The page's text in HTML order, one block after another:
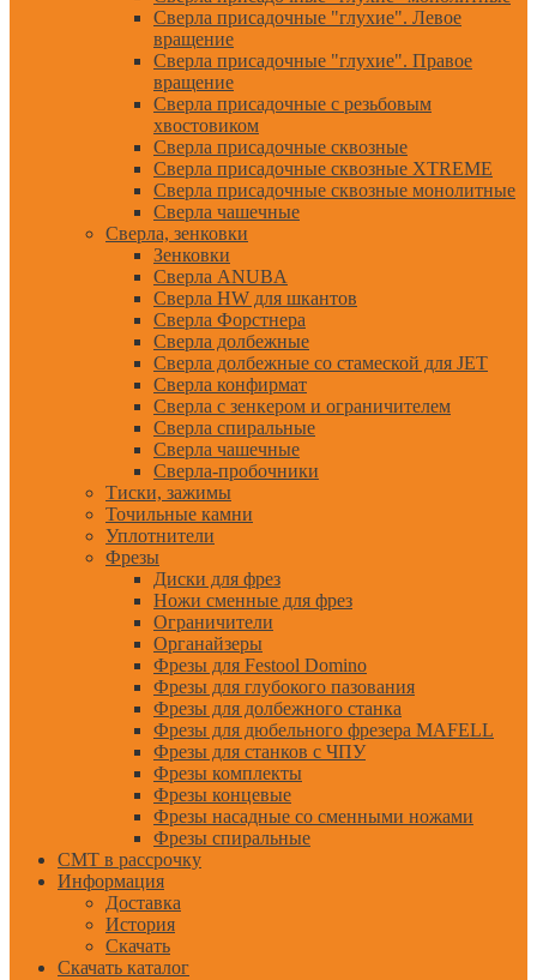
Сверла присадочные "глухие". Левое
вращение
Сверла присадочные "глухие". Правое
вращение
Сверла присадочные с резьбовым
хвостовиком
Сверла присадочные сквозные
Сверла присадочные сквозные XTREME
Сверла присадочные сквозные монолитные
Сверла чашечные
Сверла, зенковки
Зенковки
Сверла ANUBA
Сверла HW для шкантов
Сверла Форстнера
Сверла долбежные
Сверла долбежные со стамеской для JET
Сверла конфирмат
Сверла с зенкером и ограничителем
Сверла спиральные
Сверла чашечные
Сверла-пробочники
Тиски, зажимы
Точильные камни
Уплотнители
Фрезы
Диски для фрез
Ножи сменные для фрез
Ограничители
Органайзеры
Фрезы для Festool Domino
Фрезы для глубокого пазования
Фрезы для долбежного станка
Фрезы для дюбельного фрезера MAFELL
Фрезы для станков с ЧПУ
Фрезы комплекты
Фрезы концевые
Фрезы насадные со сменными ножами
Фрезы спиральные
CMT в рассрочку
Информация
Доставка
История
Скачать
Скачать каталог